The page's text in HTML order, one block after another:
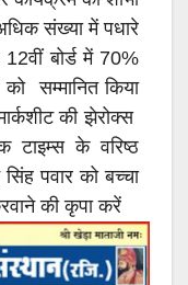
संख्या में पधारे
बोर्ड में 70%
सम्मानित किया
की झेरोक्स
टाइम्स के वरिष्ठ
पवार को बच्चा
की कृपा करें